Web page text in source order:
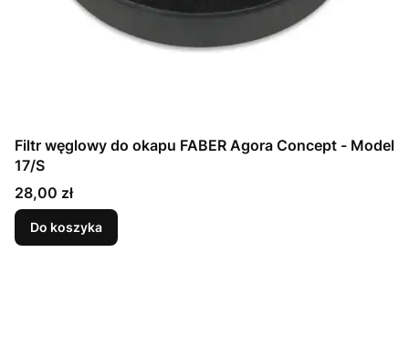
Filtr węglowy do okapu FABER Agora Concept - Model
17/S
Cena
28,00 zł
Do koszyka